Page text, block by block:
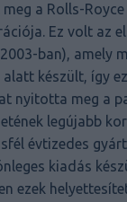
a Rolls-
Ez volt az
ban), amely
készült, így
nyitotta meg a
legújabb
évtizedes
kiadás
ezek